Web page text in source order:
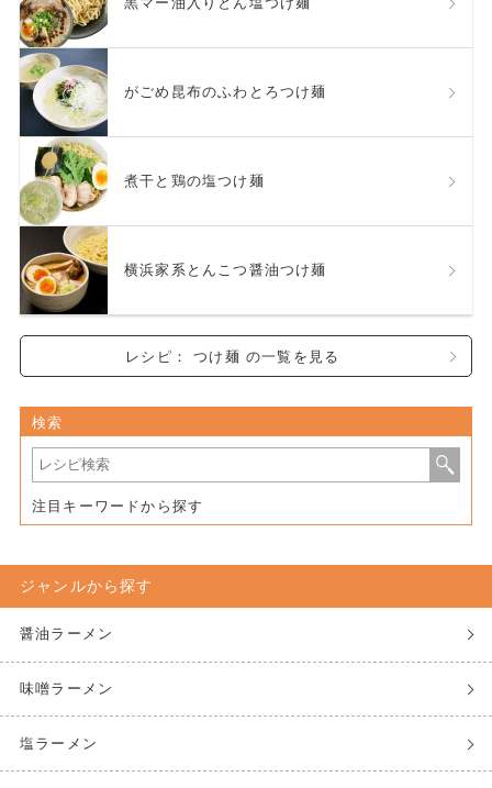
がごめ昆布のふわとろつけ麺
煮干と鶏の塩つけ麺
横浜家系とんこつ醤油つけ麺
レシピ： つけ麺 の一覧を見る
検索
注目キーワードから探す
ジャンルから探す
醤油ラーメン
味噌ラーメン
塩ラーメン